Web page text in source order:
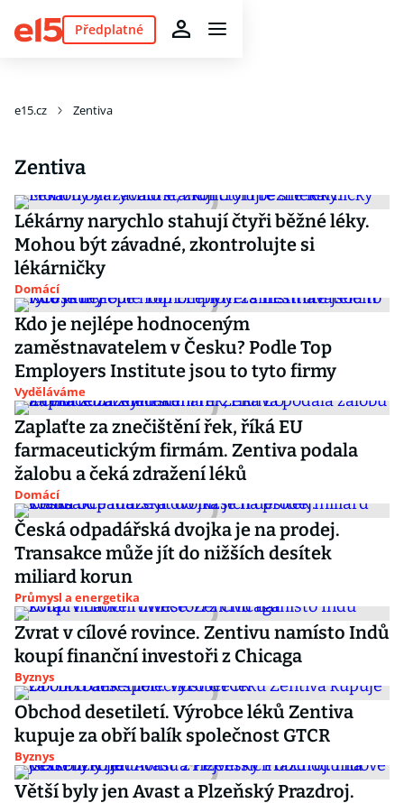
Předplatné
e15.cz Zentiva
Zentiva
Lékárny narychlo stahují čtyři běžné léky.
Mohou být závadné, zkontrolujte si
lékárničky
Domácí
Kdo je nejlépe hodnoceným
zaměstnavatelem v Česku? Podle Top
Employers Institute jsou to tyto firmy
Vyděláváme
Zaplaťte za znečištění řek, říká EU
farmaceutickým firmám. Zentiva podala
žalobu a čeká zdražení léků
Domácí
Česká odpadářská dvojka je na prodej.
Transakce může jít do nižších desítek
miliard korun
Průmysl a energetika
Zvrat v cílové rovince. Zentivu namísto Indů
koupí finanční investoři z Chicaga
Byznys
Obchod desetiletí. Výrobce léků Zentiva
kupuje za obří balík společnost GTCR
Byznys
Větší byly jen Avast a Plzeňský Prazdroj.